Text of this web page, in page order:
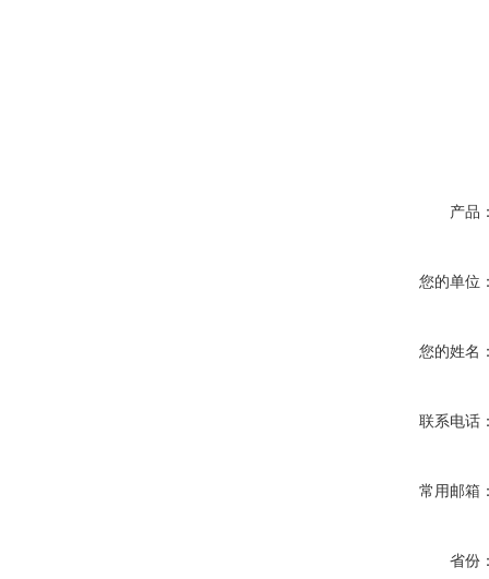
产品
您的单位
您的姓名
联系电话
常用邮箱
省份